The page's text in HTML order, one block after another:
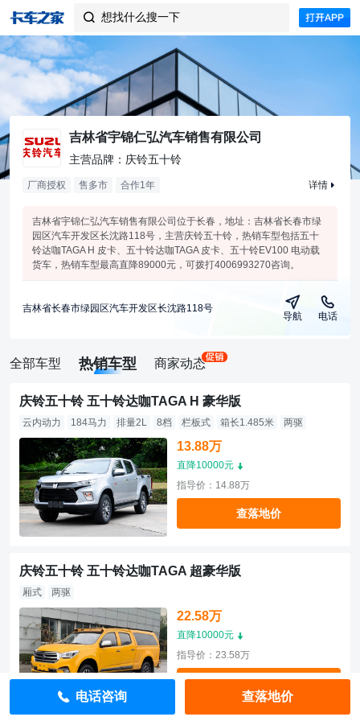
 想找什么搜一下
吉林省宇锦仁弘汽车销售有限公司
主营品牌：庆铃五十铃
厂商授权 售多市 合作1年 详情
吉林省宇锦仁弘汽车销售有限公司位于长春，地址：吉林省长春市绿
园区汽车开发区长沈路118号，主营庆铃五十铃，热销车型包括五十
铃达咖TAGA H 皮卡、五十铃达咖TAGA 皮卡、五十铃EV100 电动载
货车，热销车型最高直降89000元，可拨打4006993270咨询。
吉林省长春市绿园区汽车开发区长沈路118号
导航 电话
全部车型 热销车型 商家动态
庆铃五十铃 五十铃达咖TAGA H 豪华版
云内动力 184马力 排量2L 8档 栏板式 箱长1.485米 两驱
13.88万
直降10000元
指导价：14.88万
查落地价
庆铃五十铃 五十铃达咖TAGA 超豪华版
厢式 两驱
22.58万
直降10000元
指导价：23.58万
查落地价
电话咨询 查落地价